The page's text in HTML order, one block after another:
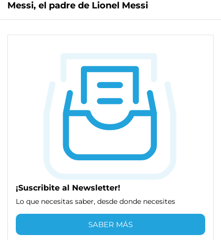
Messi, el padre de Lionel Messi
¡Suscribite al Newsletter!
Lo que necesitas saber, desde donde necesites
SABER MÁS